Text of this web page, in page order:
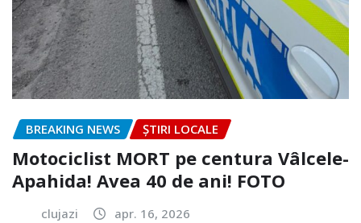
BREAKING NEWS ȘTIRI LOCALE
Motociclist MORT pe centura Vâlcele-
Apahida! Avea 40 de ani! FOTO
clujazi apr. 16, 2026